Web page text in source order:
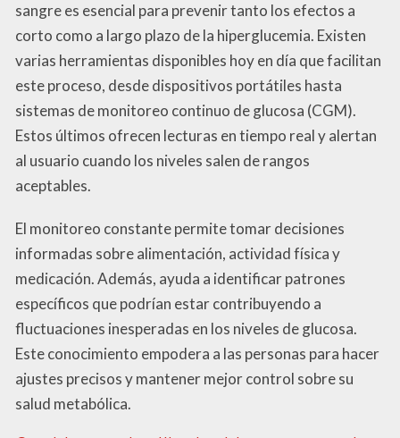
sangre es esencial para prevenir tanto los efectos a
corto como a largo plazo de la hiperglucemia. Existen
varias herramientas disponibles hoy en día que facilitan
este proceso, desde dispositivos portátiles hasta
sistemas de monitoreo continuo de glucosa (CGM).
Estos últimos ofrecen lecturas en tiempo real y alertan
al usuario cuando los niveles salen de rangos
aceptables.
El monitoreo constante permite tomar decisiones
informadas sobre alimentación, actividad física y
medicación. Además, ayuda a identificar patrones
específicos que podrían estar contribuyendo a
fluctuaciones inesperadas en los niveles de glucosa.
Este conocimiento empodera a las personas para hacer
ajustes precisos y mantener mejor control sobre su
salud metabólica.